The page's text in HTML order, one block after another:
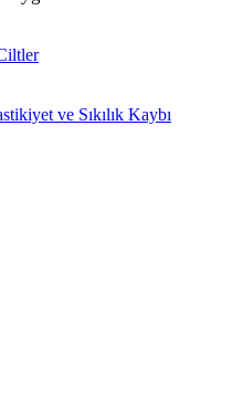
ve Sıkılık Kaybı